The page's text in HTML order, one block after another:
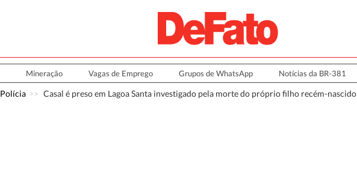
Mineração Vagas de Emprego Grupos de WhatsApp Notícias da BR-381
Polícia Casal é preso em Lagoa Santa investigado pela morte do próprio filho recém-nascido